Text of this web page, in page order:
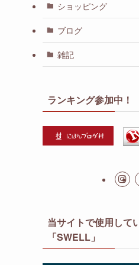
ショッピング
ブログ
雑記
ランキング参加中！
当サイトで使用して
「SWELL」